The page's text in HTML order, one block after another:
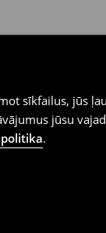
sīkfailus, jūs
jūsu
.